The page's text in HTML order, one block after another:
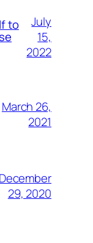
to
July
15,
2022
March 26,
2021
December
29, 2020